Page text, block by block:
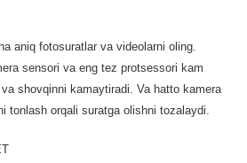
aniq fotosuratlar va videolarni oling.
sensori va eng tez protsessori kam
va shovqinni kamaytiradi. Va hatto kamera
tonlash orqali suratga olishni tozalaydi.